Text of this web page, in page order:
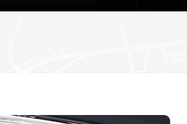
انتظار می رود وزیران